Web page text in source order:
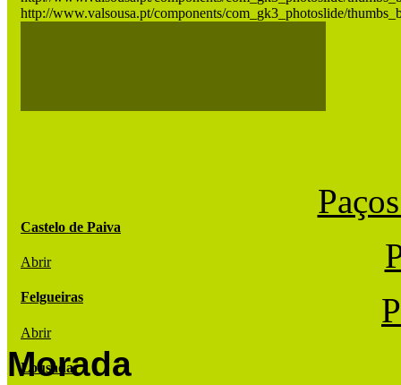
http://www.valsousa.pt/components/com_gk3_photoslide/
Castelo de Paiva
Abrir
Felgueiras
Abrir
Lousada
Morada